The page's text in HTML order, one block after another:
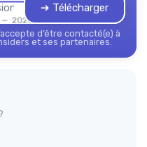
— 2026
➔ Télécharger
d’être contacté(e) à
et ses partenaires.